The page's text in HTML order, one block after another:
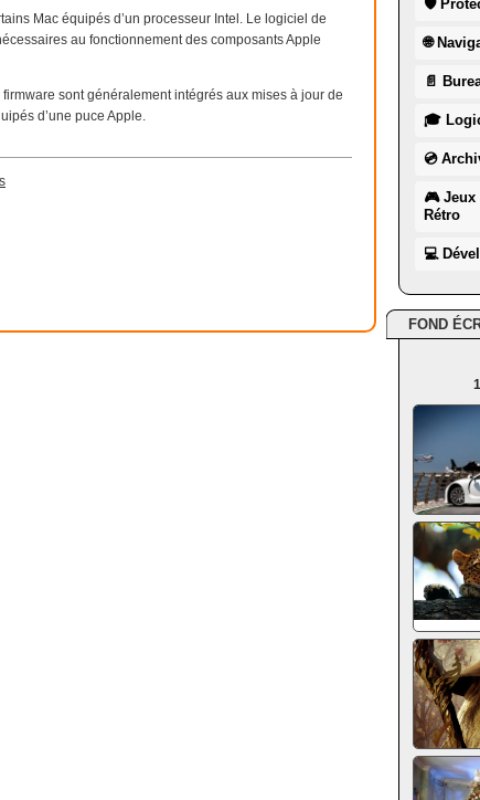
Mac équipés d’un processeur Intel. Le logiciel de
au fonctionnement des composants Apple
sont généralement intégrés aux mises à jour de
d’une puce Apple.
🛡
🌐
📄
🎓
💿
🎮 Jeux
Rétro
💻
FOND